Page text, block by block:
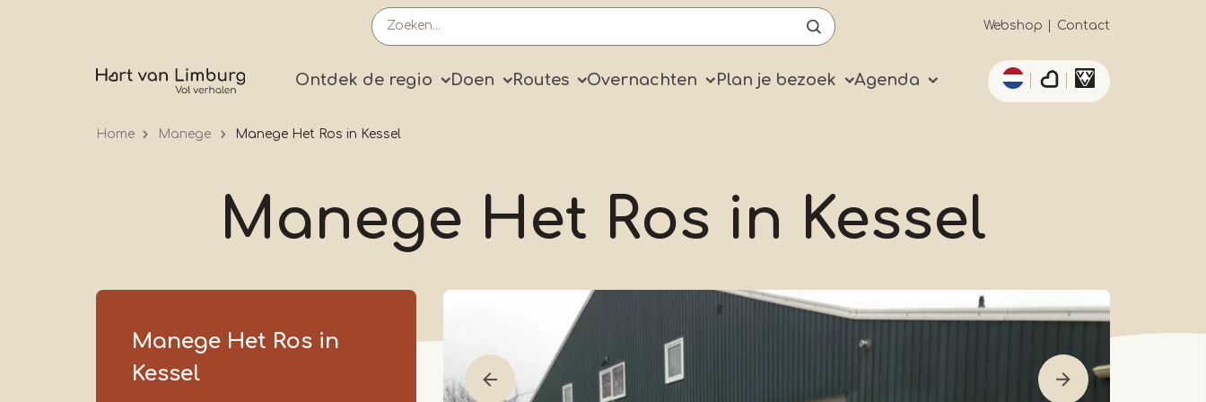
Secundaïre
navigatie
Webshop Contact
Primary
Ontdek de regio Doen Routes Overnachten Plan je bezoek Agenda
Aanvullende acties
Home Manege Manege Het Ros in Kessel
Manege Het Ros in Kessel
Manege Het Ros in
Kessel